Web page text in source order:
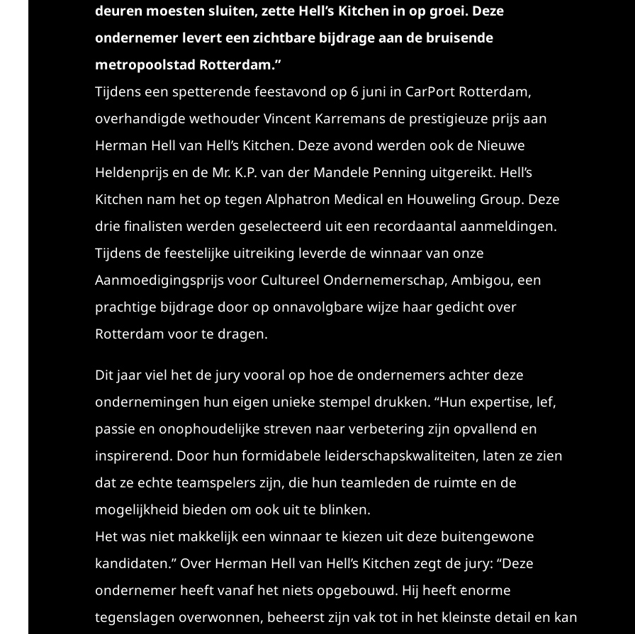
deuren moesten sluiten, zette Hell’s Kitchen in op groei. Deze
ondernemer levert een zichtbare bijdrage aan de bruisende
metropoolstad Rotterdam.”
Tijdens een spetterende feestavond op 6 juni in CarPort Rotterdam,
overhandigde wethouder Vincent Karremans de prestigieuze prijs aan
Herman Hell van Hell’s Kitchen. Deze avond werden ook de Nieuwe
Heldenprijs en de Mr. K.P. van der Mandele Penning uitgereikt. Hell’s
Kitchen nam het op tegen Alphatron Medical en Houweling Group. Deze
drie finalisten werden geselecteerd uit een recordaantal aanmeldingen.
Tijdens de feestelijke uitreiking leverde de winnaar van onze
Aanmoedigingsprijs voor Cultureel Ondernemerschap, Ambigou, een
prachtige bijdrage door op onnavolgbare wijze haar gedicht over
Rotterdam voor te dragen.
Dit jaar viel het de jury vooral op hoe de ondernemers achter deze
ondernemingen hun eigen unieke stempel drukken. “Hun expertise, lef,
passie en onophoudelijke streven naar verbetering zijn opvallend en
inspirerend. Door hun formidabele leiderschapskwaliteiten, laten ze zien
dat ze echte teamspelers zijn, die hun teamleden de ruimte en de
mogelijkheid bieden om ook uit te blinken.
Het was niet makkelijk een winnaar te kiezen uit deze buitengewone
kandidaten.” Over Herman Hell van Hell’s Kitchen zegt de jury: “Deze
ondernemer heeft vanaf het niets opgebouwd. Hij heeft enorme
tegenslagen overwonnen, beheerst zijn vak tot in het kleinste detail en kan